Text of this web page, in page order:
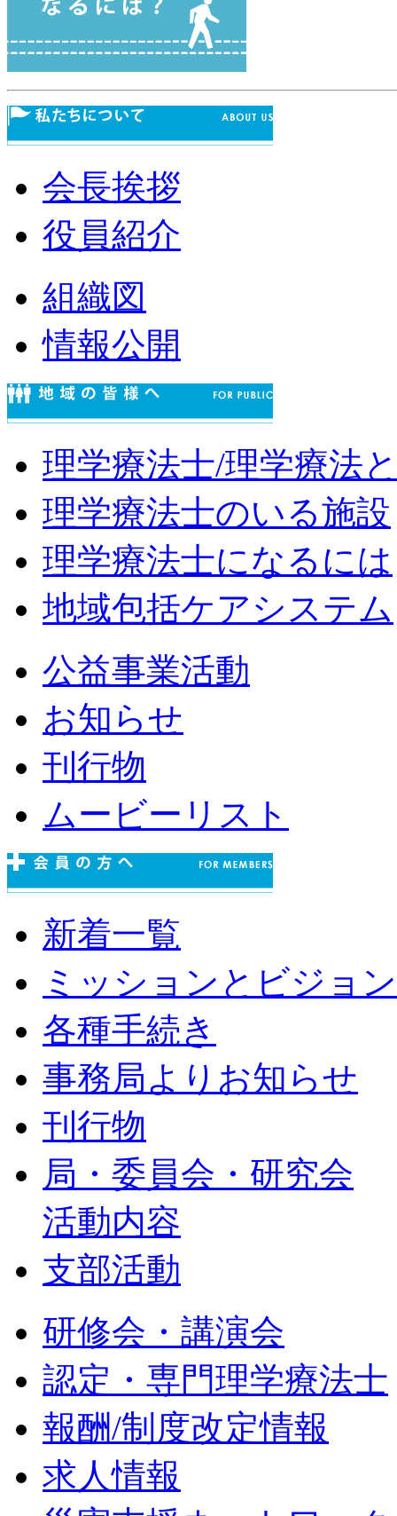
会長挨拶
役員紹介
組織図
情報公開
理学療法士/理学療法
理学療法士のいる施設
理学療法士になるには
地域包括ケアシステム
公益事業活動
お知らせ
刊行物
ムービーリスト
新着一覧
ミッションとビジョン
各種手続き
事務局よりお知らせ
刊行物
局・委員会・研究会
活動内容
支部活動
研修会・講演会
認定・専門理学療法士
報酬/制度改定情報
求人情報